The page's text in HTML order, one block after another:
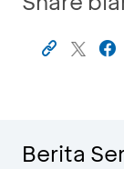
Berita